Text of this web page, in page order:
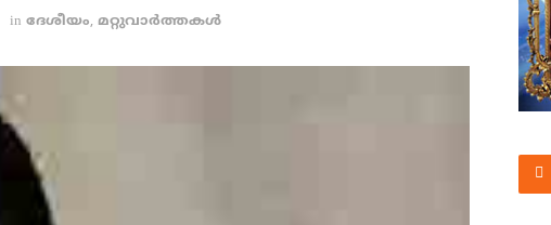
in ദേശീയം, മറ്റുവാര്‍ത്തകള്‍